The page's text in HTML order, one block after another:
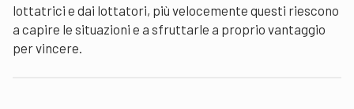
lottatrici e dai lottatori, più velocemente questi riescono
a capire le situazioni e a sfruttarle a proprio vantaggio
per vincere.